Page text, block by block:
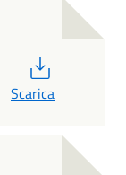
Scarica